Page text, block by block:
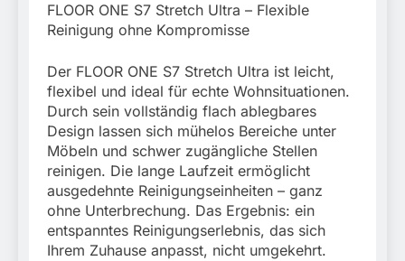
FLOOR ONE S7 Stretch Ultra – Flexible
Reinigung ohne Kompromisse
Der FLOOR ONE S7 Stretch Ultra ist leicht,
flexibel und ideal für echte Wohnsituationen.
Durch sein vollständig flach ablegbares
Design lassen sich mühelos Bereiche unter
Möbeln und schwer zugängliche Stellen
reinigen. Die lange Laufzeit ermöglicht
ausgedehnte Reinigungseinheiten – ganz
ohne Unterbrechung. Das Ergebnis: ein
entspanntes Reinigungserlebnis, das sich
Ihrem Zuhause anpasst, nicht umgekehrt.